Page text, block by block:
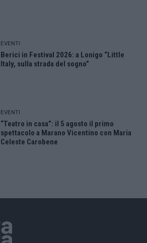
EVENTI
Berici in Festival 2026: a Lonigo “Little
Italy, sulla strada del sogno”
EVENTI
“Teatro in casa”: il 5 agosto il primo
spettacolo a Marano Vicentino con Maria
Celeste Carobene